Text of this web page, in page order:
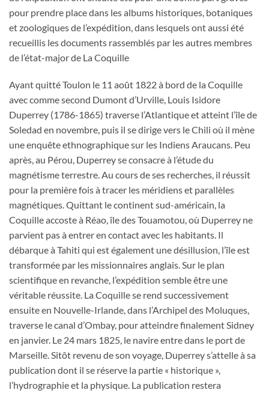
pour prendre place dans les albums historiques, botaniques
et zoologiques de l’expédition, dans lesquels ont aussi été
recueillis les documents rassemblés par les autres membres
de l’état-major de La Coquille
Ayant quitté Toulon le 11 août 1822 à bord de la Coquille
avec comme second Dumont d’Urville, Louis Isidore
Duperrey (1786-1865) traverse l’Atlantique et atteint l’île de
Soledad en novembre, puis il se dirige vers le Chili où il mène
une enquête ethnographique sur les Indiens Araucans. Peu
après, au Pérou, Duperrey se consacre à l’étude du
magnétisme terrestre. Au cours de ses recherches, il réussit
pour la première fois à tracer les méridiens et parallèles
magnétiques. Quittant le continent sud-américain, la
Coquille accoste à Réao, île des Touamotou, où Duperrey ne
parvient pas à entrer en contact avec les habitants. Il
débarque à Tahiti qui est également une désillusion, l’île est
transformée par les missionnaires anglais. Sur le plan
scientifique en revanche, l’expédition semble être une
véritable réussite. La Coquille se rend successivement
ensuite en Nouvelle-Irlande, dans l’Archipel des Moluques,
traverse le canal d’Ombay, pour atteindre finalement Sidney
en janvier. Le 24 mars 1825, le navire entre dans le port de
Marseille. Sitôt revenu de son voyage, Duperrey s’attelle à sa
publication dont il se réserve la partie « historique »,
l’hydrographie et la physique. La publication restera